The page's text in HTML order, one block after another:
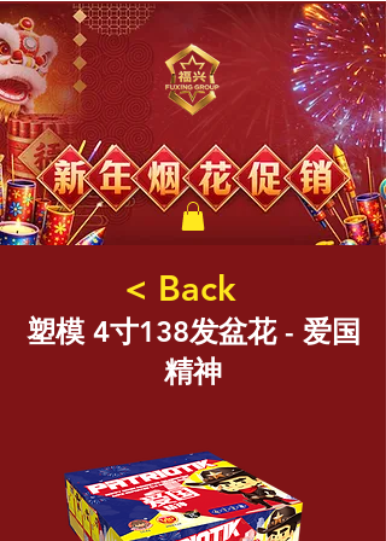
< Back
塑模 4寸138发盆花 - 爱国
精神